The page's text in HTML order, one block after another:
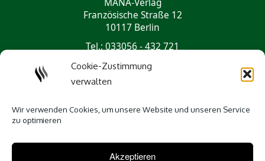
Cookie-Zustimmung
verwalten
Wir verwenden Cookies, um unsere Website und unseren Service
zu optimieren
Akzeptieren
MANA-Verlag
Französische Straße 12
10117 Berlin
Tel.: 033056 - 432 721
Social Media